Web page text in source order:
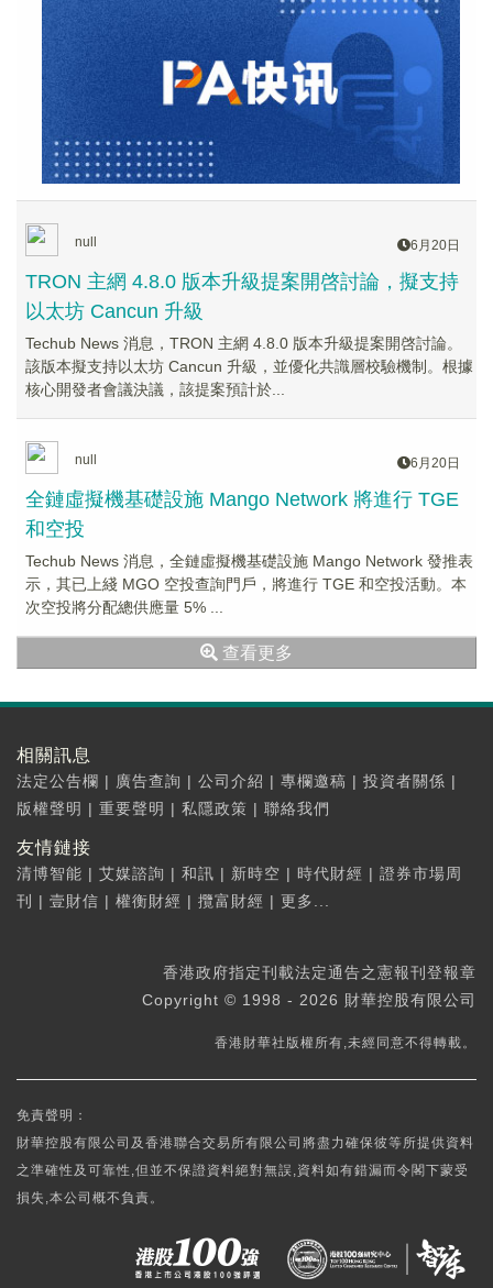
null 6月20日
TRON 主網 4.8.0 版本升級提案開啓討論，擬支持
以太坊 Cancun 升級
Techub News 消息，TRON 主網 4.8.0 版本升級提案開啓討論。
該版本擬支持以太坊 Cancun 升級，並優化共識層校驗機制。根據
核心開發者會議決議，該提案預計於...
null 6月20日
全鏈虛擬機基礎設施 Mango Network 將進行 TGE
和空投
Techub News 消息，全鏈虛擬機基礎設施 Mango Network 發推表
示，其已上綫 MGO 空投查詢門戶，將進行 TGE 和空投活動。本
次空投將分配總供應量 5% ...
查看更多
相關訊息
法定公告欄 | 廣告查詢 | 公司介紹 | 專欄邀稿 | 投資者關係 |
版權聲明 | 重要聲明 | 私隱政策 | 聯絡我們
友情鏈接
清博智能 | 艾媒諮詢 | 和訊 | 新時空 | 時代財經 | 證券市場周
刊
| 壹財信 | 權衡財經 | 攬富財經 | 更多...
香港政府指定刊載法定通告之憲報刊登報章
Copyright © 1998 - 2026 財華控股有限公司
香港財華社版權所有,未經同意不得轉載。
免責聲明：
財華控股有限公司及香港聯合交易所有限公司將盡力確保彼等所提供資料
之準確性及可靠性,但並不保證資料絕對無誤,資料如有錯漏而令閣下蒙受
損失,本公司概不負責。